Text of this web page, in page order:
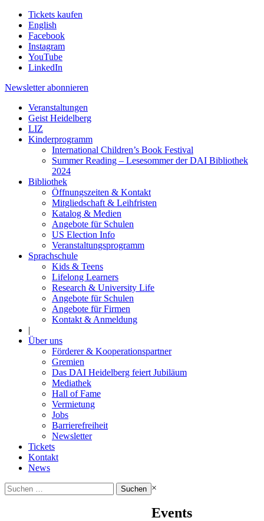
Tickets kaufen
English
Facebook
Instagram
YouTube
LinkedIn
Newsletter abonnieren
Veranstaltungen
Geist Heidelberg
LIZ
Kinderprogramm
International Children’s Book Festival
Summer Reading – Lesesommer der DAI Bibliothek
2024
Bibliothek
Öffnungszeiten & Kontakt
Mitgliedschaft & Leihfristen
Katalog & Medien
Angebote für Schulen
US Election Info
Veranstaltungsprogramm
Sprachschule
Kids & Teens
Lifelong Learners
Research & University Life
Angebote für Schulen
Angebote für Firmen
Kontakt & Anmeldung
|
Über uns
Förderer & Kooperationspartner
Gremien
Das DAI Heidelberg feiert Jubiläum
Mediathek
Hall of Fame
Vermietung
Jobs
Barrierefreiheit
Newsletter
Tickets
Kontakt
News
Suchen
nach:
×
Events